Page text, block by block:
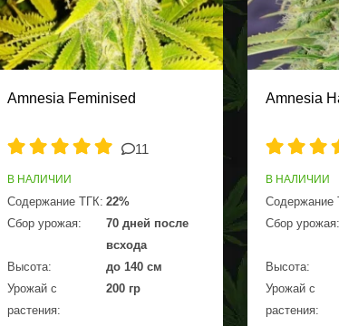
Amnesia Feminised
11
В НАЛИЧИИ
Содержание ТГК: 22%
Сбор урожая:
70 дней после
всхода
Высота:
до 140 см
Урожай с
растения:
200 гр
Amnesia
В НАЛИЧИИ
Содержание
Сбор урожая:
Высота:
Урожай с
растения: